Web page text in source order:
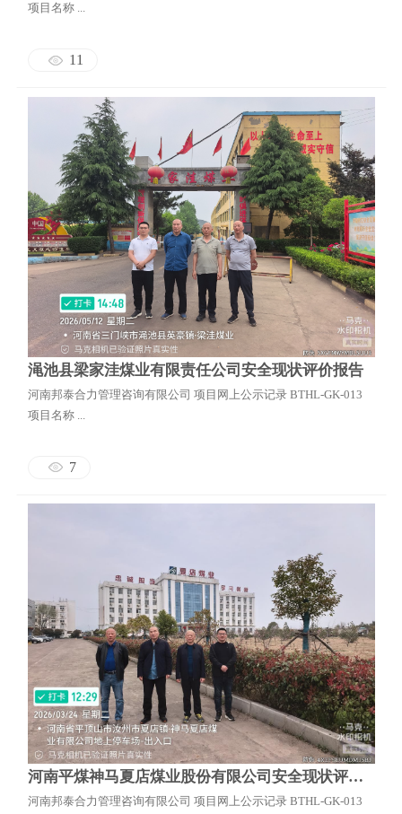
项目名称 ...
11
渑池县梁家洼煤业有限责任公司安全现状评价报告
河南邦泰合力管理咨询有限公司 项目网上公示记录 BTHL-GK-013
项目名称 ...
7
河南平煤神马夏店煤业股份有限公司安全现状评价报告
河南邦泰合力管理咨询有限公司 项目网上公示记录 BTHL-GK-013